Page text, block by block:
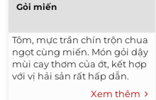
Gỏi miến
Tôm, mực trần chín trộn chua
ngọt cùng miến. Món gỏi dậy
mùi cay thơm của ớt, kết hợp
với vị hải sản rất hấp dẫn.
Xem thêm